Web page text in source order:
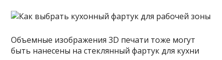
Объемные изображения 3D печати тоже могут
быть нанесены на стеклянный фартук для кухни